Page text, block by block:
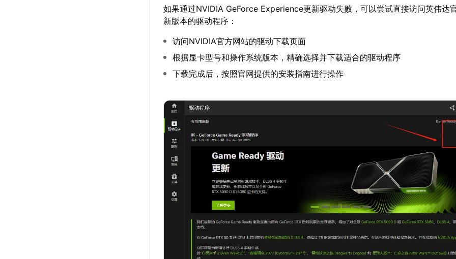
如果通过NVIDIA GeForce Experience更新驱动失败，可以尝试直接访问英伟达
新版本的驱动程序：
访问NVIDIA官方网站的驱动下载页面
根据显卡型号和操作系统版本，精确选择并下载适合的驱动程序
下载完成后，按照官网提供的安装指南进行操作